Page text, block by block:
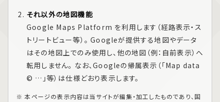
それ以外の地図機能
Google Maps Platform を利用します（経路表示・ス
トリートビュー等）。 Googleが提供する地図やデータ
はその地図上でのみ使用し、他の地図（例：自前表示）へ
転用しません。 なお、Googleの帰属表示（「Map data
© …」等）は仕様どおり表示します。
※ 本ページの表示内容は当サイトが編集・加工したものであり、国